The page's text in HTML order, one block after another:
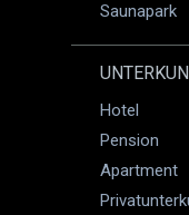
Saunapark
Hotel
Pension
Apartment